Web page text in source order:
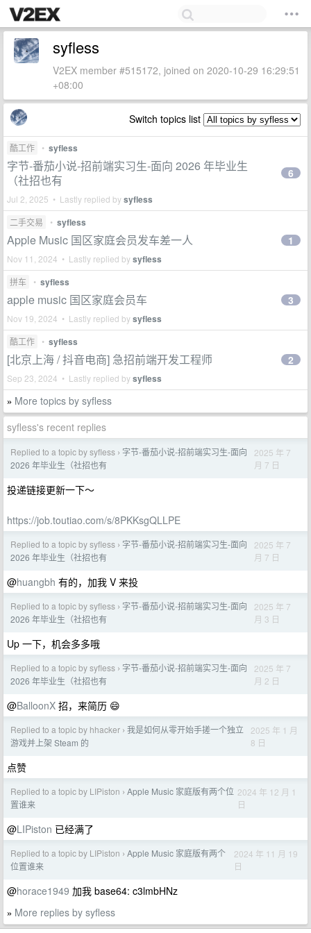
syfless
V2EX member #515172, joined on 2020-10-29 16:29:51
+08:00
Switch topics list
酷工作 • syfless
字节-番茄小说-招前端实习生-面向 2026 年毕业生
（社招也有
Jul 2, 2025 • Lastly replied bysyfless
6
二手交易 • syfless
Apple Music 国区家庭会员发车差一人
Nov 11, 2024 • Lastly replied bysyfless
1
拼车 • syfless
apple music 国区家庭会员车
Nov 19, 2024 • Lastly replied bysyfless
3
酷工作 • syfless
[北京上海 / 抖音电商] 急招前端开发工程师
Sep 23, 2024 • Lastly replied bysyfless
2
» More topics by syfless
syfless's recent replies
Replied to a topic by syfless › 字节-番茄小说-招前端实习生-面向
2026 年毕业生（社招也有
2025 年 7
月 7 日
投递链接更新一下～
https://job.toutiao.com/s/8PKKsgQLLPE
Replied to a topic by syfless › 字节-番茄小说-招前端实习生-面向
2026 年毕业生（社招也有
2025 年 7
月 7 日
@huangbh 有的，加我 V 来投
Replied to a topic by syfless › 字节-番茄小说-招前端实习生-面向
2026 年毕业生（社招也有
2025 年 7
月 3 日
Up 一下，机会多多哦
Replied to a topic by syfless › 字节-番茄小说-招前端实习生-面向
2026 年毕业生（社招也有
2025 年 7
月 2 日
@BalloonX 招，来简历 😄
Replied to a topic by hhacker › 我是如何从零开始手搓一个独立
游戏并上架 Steam 的
2025 年 1 月
8 日
点赞
Replied to a topic by LIPiston › Apple Music 家庭版有两个位
置谁来
2024 年 12 月 1
日
@LIPiston 已经满了
Replied to a topic by LIPiston › Apple Music 家庭版有两个
位置谁来
2024 年 11 月 19
日
@horace1949 加我 base64: c3lmbHNz
» More replies by syfless